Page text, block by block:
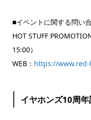
■イベントに関する問い
HOT STUFF
15:00）
WEB： https://
イヤホンズ10周